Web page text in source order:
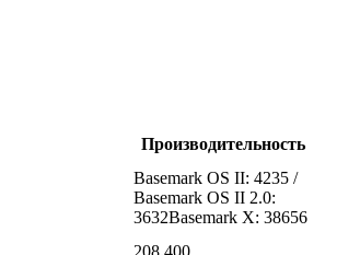
Производительность
Basemark OS II: 4235 /
Basemark OS II 2.0:
3632Basemark X: 38656